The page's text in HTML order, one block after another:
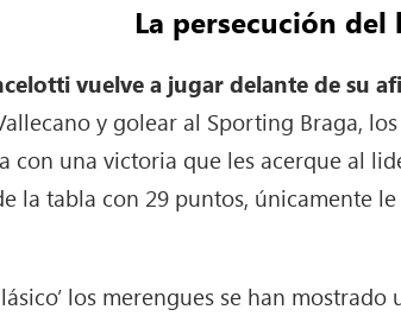
La persecución del
vuelve a jugar delante de su
y golear al Sporting Braga,
con una victoria que les acerque al
la tabla con 29 puntos, únicamente
los merengues se han